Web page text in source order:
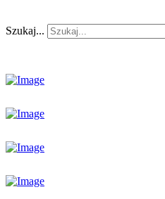
Szukaj...